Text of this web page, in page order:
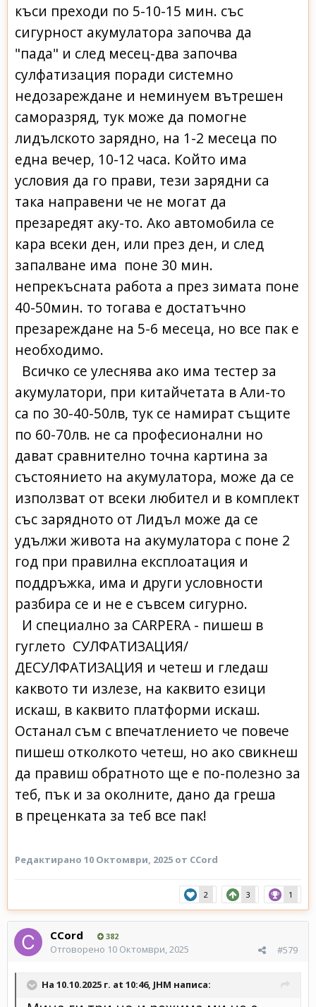
къси преходи по 5-10-15 мин. със
сигурност акумулатора започва да
"пада" и след месец-два започва
сулфатизация поради системно
недозареждане и неминуем вътрешен
саморазряд, тук може да помогне
лидълското зарядно, на 1-2 месеца по
една вечер, 10-12 часа. Който има
условия да го прави, тези зарядни са
така направени че не могат да
презаредят аку-то. Ако автомобила се
кара всеки ден, или през ден, и след
запалване има поне 30 мин.
непрекъсната работа а през зимата поне
40-50мин. то тогава е достатъчно
презареждане на 5-6 месеца, но все пак е
необходимо.
Всичко се улеснява ако има тестер за
акумулатори, при китайчетата в Али-то
са по 30-40-50лв, тук се намират същите
по 60-70лв. не са професионални но
дават сравнително точна картина за
състоянието на акумулатора, може да се
използват от всеки любител и в комплект
със зарядното от Лидъл може да се
удължи живота на акумулатора с поне 2
год при правилна експлоатация и
поддръжка, има и други условности
разбира се и не е съвсем сигурно.
И специално за CARPERA - пишеш в
гуглето СУЛФАТИЗАЦИЯ/
ДЕСУЛФАТИЗАЦИЯ и четеш и гледаш
каквото ти излезе, на каквито езици
искаш, в каквито платформи искаш.
Останал съм с впечатлението че повече
пишеш отколкото четеш, но ако свикнеш
да правиш обратното ще е по-полезно за
теб, пък и за околните, дано да греша
в преценката за теб все пак!
Редактирано 10 Октомври, 2025 от CCord
2 3 1
CCord 382
#579
Отговорено 10 Октомври, 2025
На 10.10.2025 г. at 10:46, JHM написа: